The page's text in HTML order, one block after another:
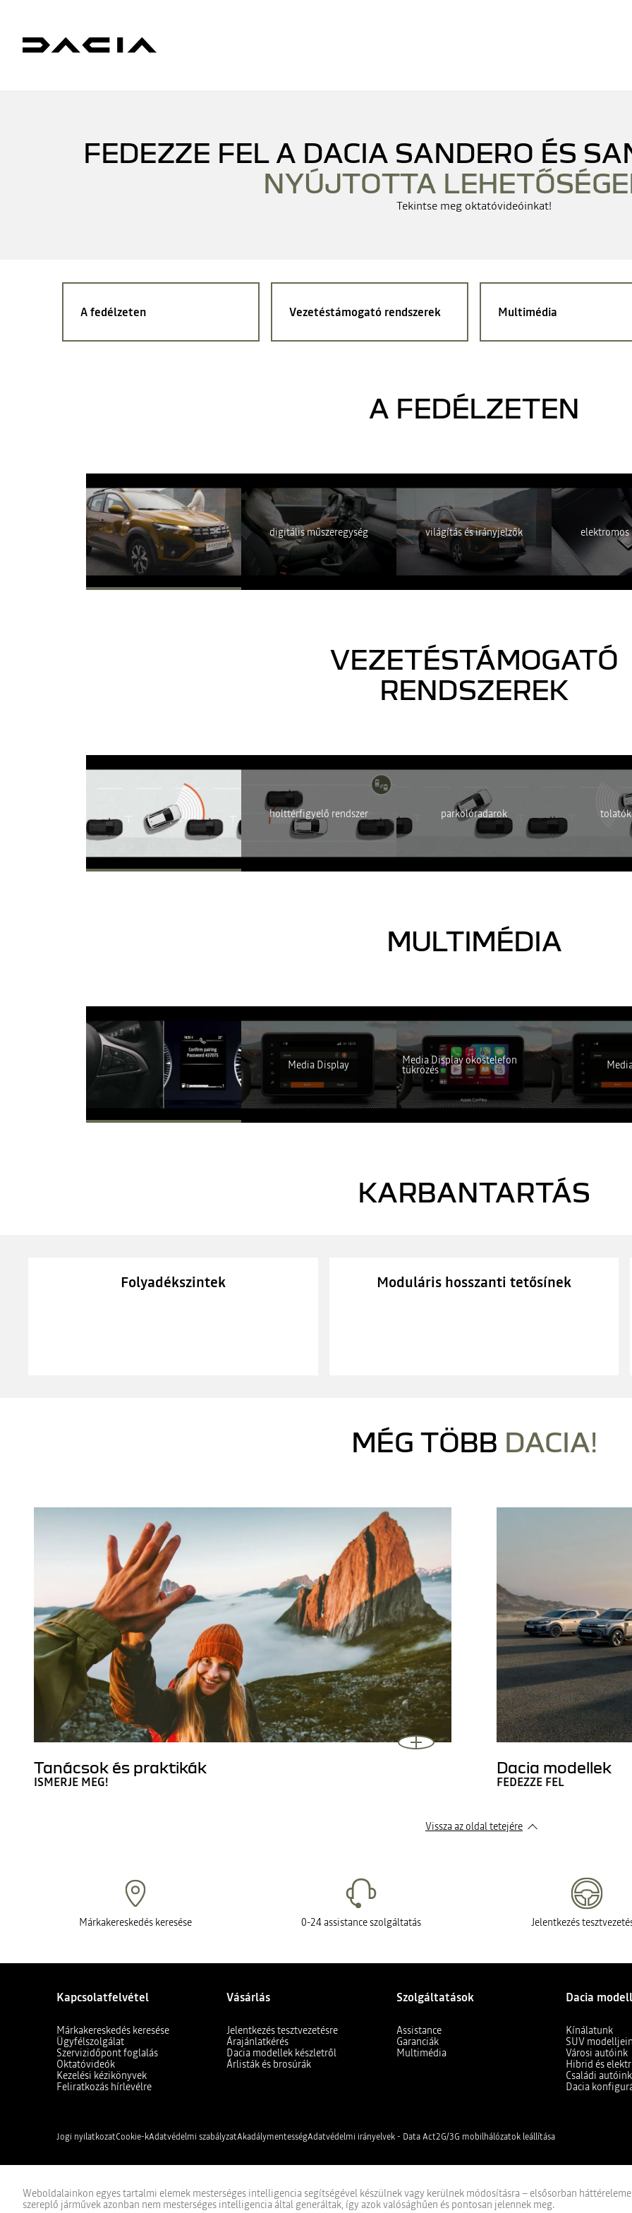
FEDEZZE FEL A DACIA SANDERO ÉS
NYÚJTOTTA
Tekintse meg oktatóvideóinkat!
A fedélzeten Vezetéstámogató rendszerek Multimédia
A FEDÉLZETEN
MINDENT ELUTASÍTOK
MINDENT ELFOGADOK
digitális műszeregység világítás és irányjelzők
VEZETÉSTÁMOGATÓ
RENDSZEREK
MINDENT ELUTASÍTOK
MINDENT ELFOGADOK
holttérfigyelő rendszer parkolóradarok
MULTIMÉDIA
MINDENT ELUTASÍTOK
MINDENT ELFOGADOK
Media Display Media Display okostelefon
tükrözés
KARBANTARTÁS
Folyadékszintek Moduláris hosszanti tetősínek
MÉG TÖBB DACIA!
Tanácsok és praktikák
ISMERJE MEG!
Dacia modellek
FEDEZZE FEL
Vissza az oldal tetejére
Márkakereskedés keresése 0-24 assistance szolgáltatás Jelentkezés
Kapcsolatfelvétel
Márkakereskedés keresése
Ügyfélszolgálat
Szervizidőpont foglalás
Oktatóvideók
Kezelési kézikönyvek
Feliratkozás hírlevélre
Vásárlás
Jelentkezés tesztvezetésre
Árajánlatkérés
Dacia modellek készletről
Árlisták és brosúrák
Szolgáltatások
Assistance
Garanciák
Multimédia
Dacia
Kínálatunk
SUV
Városi autóink
Hibrid és
Családi autóink
Dacia
Jogi nyilatkozatCookie-kAdatvédelmi szabályzatAkadálymentességAdatvédelmi irányelvek - Data Act2G/3G mobilhálózatok leállítása
Weboldalainkon egyes tartalmi elemek mesterséges intelligencia segítségével készülnek vagy kerülnek módosításra – elsősorban
szereplő járművek azonban nem mesterséges intelligencia által generáltak, így azok valósághűen és pontosan jelennek meg.